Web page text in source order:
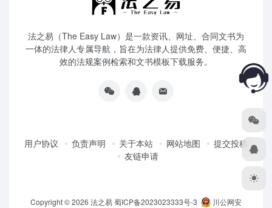
法之易（The Easy Law）是一款资讯、网址、合同文书为
一体的法律人专属导航，旨在为法律人提供免费、便捷、高
效的法规案例检索和文书模板下载服务。
用户协议 负责声明 关于本站 网站地图
提交投稿
友链申请
Copyright © 2026 法之易蜀ICP备2023023333号-3 川公网安